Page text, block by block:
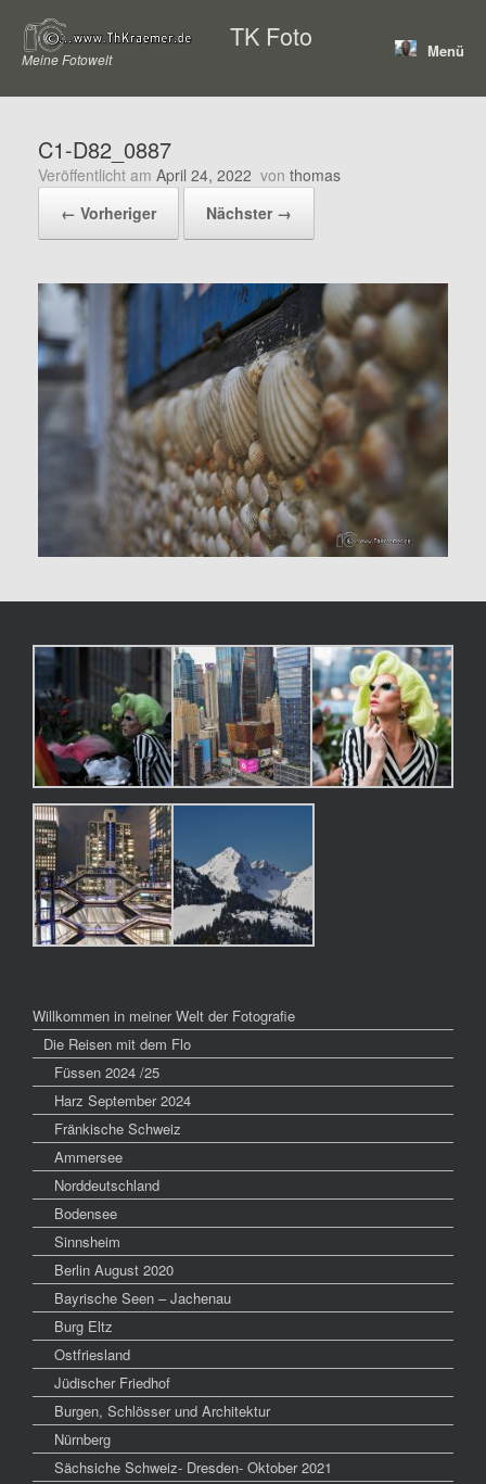
Inhalt
springen
TK Foto
Meine Fotowelt Menü
C1-D82_0887
Veröffentlicht am April 24, 2022 von thomas
← Vorheriger
Nächster →
Willkommen in meiner Welt der Fotografie
Die Reisen mit dem Flo
Füssen 2024 /25
Harz September 2024
Fränkische Schweiz
Ammersee
Norddeutschland
Bodensee
Sinnsheim
Berlin August 2020
Bayrische Seen – Jachenau
Burg Eltz
Ostfriesland
Jüdischer Friedhof
Burgen, Schlösser und Architektur
Nürnberg
Sächsiche Schweiz- Dresden- Oktober 2021